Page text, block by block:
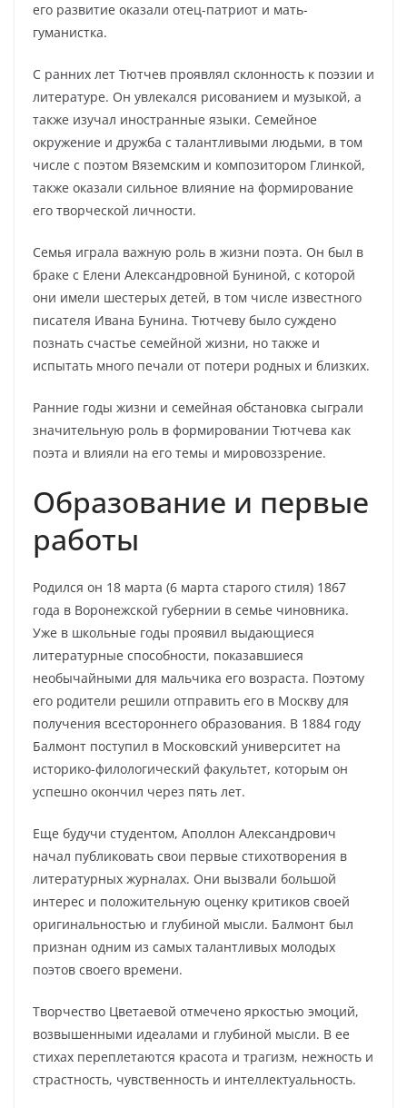
его развитие оказали отец-патриот и мать-
гуманистка.
С ранних лет Тютчев проявлял склонность к поэзии и
литературе. Он увлекался рисованием и музыкой, а
также изучал иностранные языки. Семейное
окружение и дружба с талантливыми людьми, в том
числе с поэтом Вяземским и композитором Глинкой,
также оказали сильное влияние на формирование
его творческой личности.
Семья играла важную роль в жизни поэта. Он был в
браке с Елени Александровной Буниной, с которой
они имели шестерых детей, в том числе известного
писателя Ивана Бунина. Тютчеву было суждено
познать счастье семейной жизни, но также и
испытать много печали от потери родных и близких.
Ранние годы жизни и семейная обстановка сыграли
значительную роль в формировании Тютчева как
поэта и влияли на его темы и мировоззрение.
Образование и первые
работы
Родился он 18 марта (6 марта старого стиля) 1867
года в Воронежской губернии в семье чиновника.
Уже в школьные годы проявил выдающиеся
литературные способности, показавшиеся
необычайными для мальчика его возраста. Поэтому
его родители решили отправить его в Москву для
получения всестороннего образования. В 1884 году
Балмонт поступил в Московский университет на
историко-филологический факультет, которым он
успешно окончил через пять лет.
Еще будучи студентом, Аполлон Александрович
начал публиковать свои первые стихотворения в
литературных журналах. Они вызвали большой
интерес и положительную оценку критиков своей
оригинальностью и глубиной мысли. Балмонт был
признан одним из самых талантливых молодых
поэтов своего времени.
Творчество Цветаевой отмечено яркостью эмоций,
возвышенными идеалами и глубиной мысли. В ее
стихах переплетаются красота и трагизм, нежность и
страстность, чувственность и интеллектуальность.